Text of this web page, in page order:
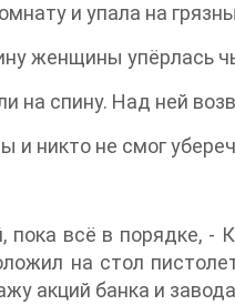
и упала на
женщины упёрлась
на спину. Над ней
и никто не смог
всё в порядке, -
на стол
акций банка и